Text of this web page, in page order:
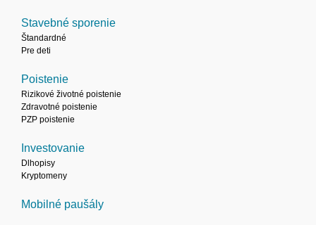
Stavebné sporenie
Štandardné
Pre deti
Poistenie
Rizikové životné poistenie
Zdravotné poistenie
PZP poistenie
Investovanie
Dlhopisy
Kryptomeny
Mobilné paušály